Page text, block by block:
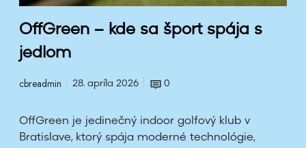
d
e
s
o
r
OffGreen – kde sa šport spája s
jedlom
cbreadmin 28. apríla 2026 0
OffGreen je jedinečný indoor golfový klub v
Bratislave, ktorý spája moderné technológie,